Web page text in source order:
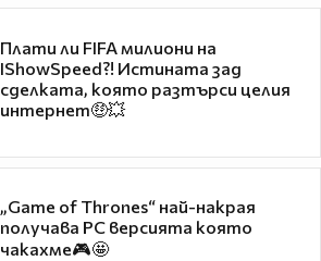
Плати ли FIFA милиони на
IShowSpeed?! Истината зад
сделката, която разтърси целия
интернет🤑💥
„Game of Thrones“ най-накрая
получава PC версията която
чакахме🎮🤩